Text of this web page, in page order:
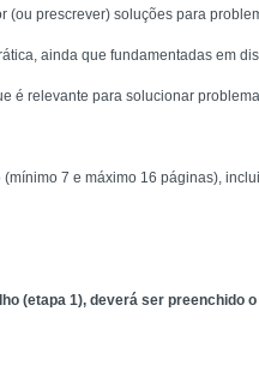
prescrever) soluções para
ainda que fundamentadas em
é relevante para solucionar
7 e máximo 16 páginas),
(etapa 1), deverá ser preenchido